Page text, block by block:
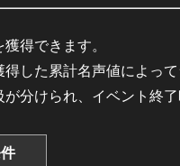
獲得できます。
した累計名声値によっ
分けられ、イベント終